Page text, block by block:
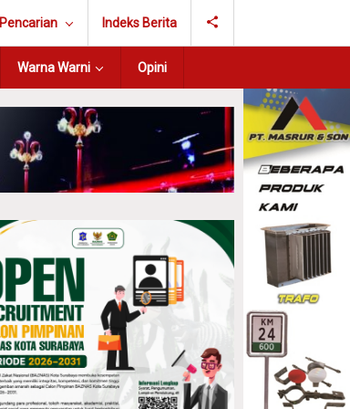
Pencarian Indeks Berita
Warna Warni Opini